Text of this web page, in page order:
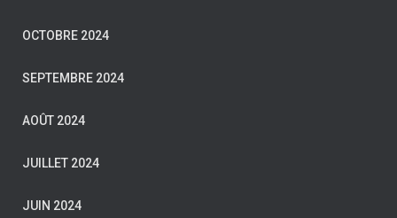
OCTOBRE 2024
SEPTEMBRE 2024
AOÛT 2024
JUILLET 2024
JUIN 2024